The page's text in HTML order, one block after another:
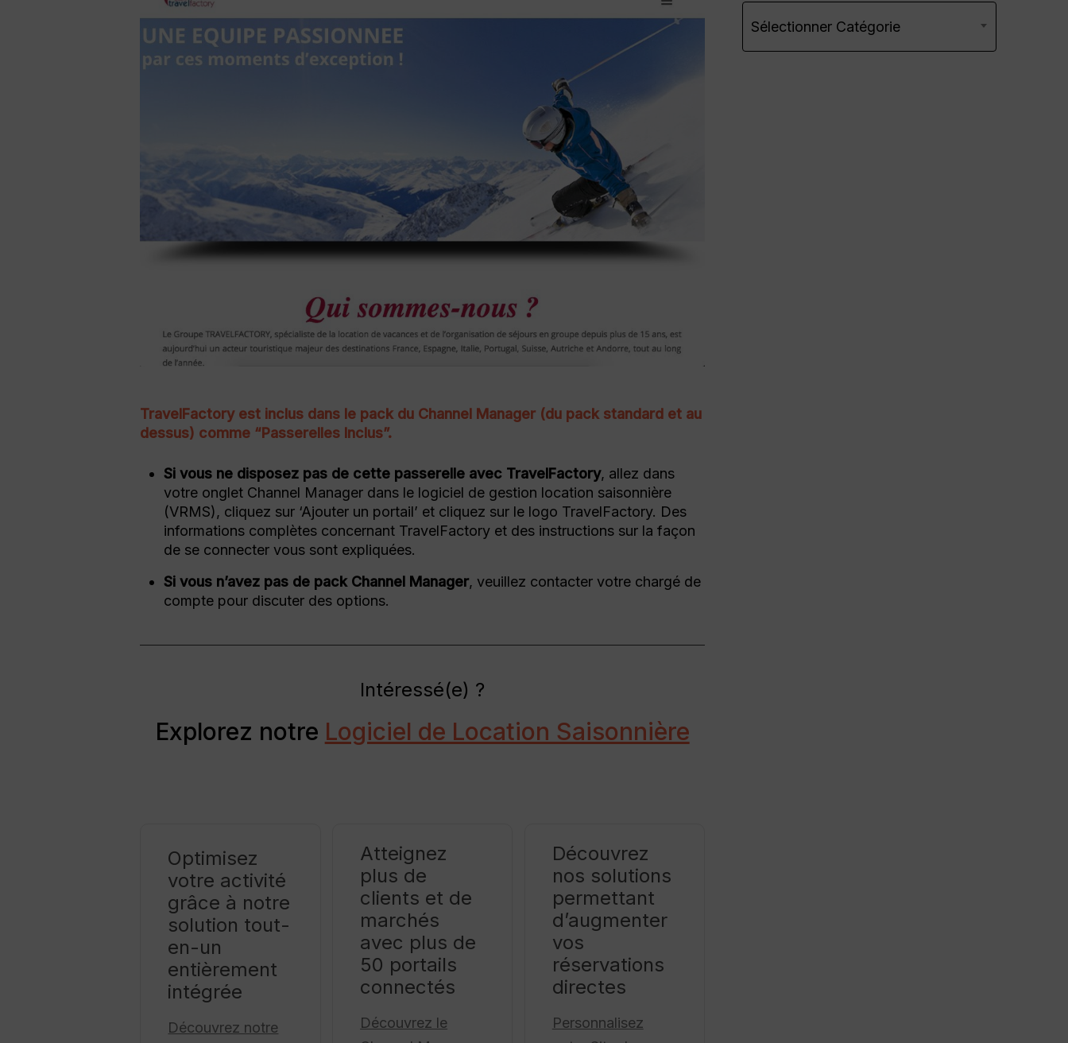
TravelFactory est inclus dans le pack du Channel Manager (du pack standard et au
dessus) comme “Passerelles Inclus”.
Si vous ne disposez pas de cette passerelle avec TravelFactory, allez dans
votre onglet Channel Manager dans le logiciel de gestion location saisonnière
(VRMS), cliquez sur ‘Ajouter un portail’ et cliquez sur le logo TravelFactory. Des
informations complètes concernant TravelFactory et des instructions sur la façon
de se connecter vous sont expliquées.
Si vous n’avez pas de pack Channel Manager, veuillez contacter votre chargé de
compte pour discuter des options.
Intéressé(e) ?
Explorez notre Logiciel de Location Saisonnière
Optimisez
votre activité
grâce à notre
solution tout-
en-un
entièrement
intégrée
Découvrez notre
Atteignez
plus de
clients et de
marchés
avec plus de
50 portails
connectés
Découvrez le
Découvrez
nos solutions
permettant
d’augmenter
vos
réservations
directes
Personnalisez
Sélectionner Catégorie